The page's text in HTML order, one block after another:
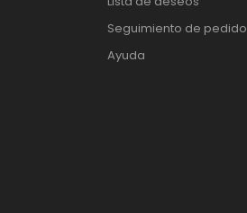
Seguimiento de pedido
Ayuda